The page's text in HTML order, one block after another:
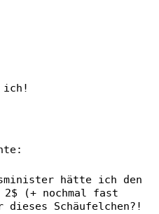
ich!
hätte ich den
(+ nochmal fast
dieses Schäufelchen?!